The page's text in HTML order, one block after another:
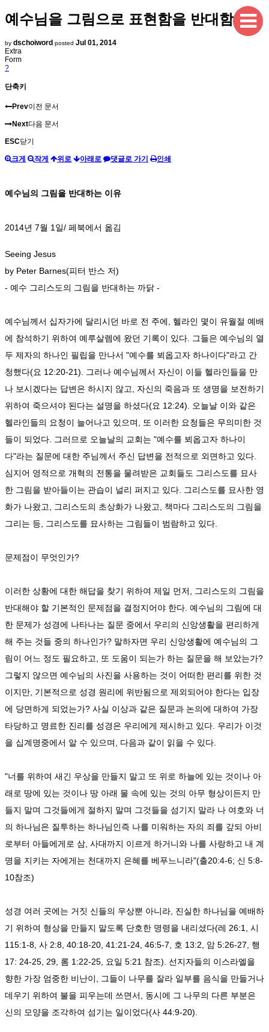
예수님을 그림으로 표현함을 반대함
by dschoiword posted Jul 01, 2014
Extra
Form
?
단축키
Prev이전 문서
Next다음 문서
ESC닫기
크게 작게 위로 아래로 댓글로 가기 인쇄
예수님의 그림을 반대하는 이유
2014년 7월 1일/ 페북에서 옮김
Seeing Jesus
by Peter Barnes(피터 반스 저)
- 예수 그리스도의 그림을 반대하는 까닭 -
예수님께서 십자가에 달리시던 바로 전 주에, 헬라인 몇이 유월절 예배
에 참석하기 위하여 예루살렘에 왔던 기록이 있다. 그들은 예수님의 열
두 제자의 하나인 필립을 만나서 "예수를 뵈옵고자 하나이다"라고 간
청했다(요 12:20-21). 그러나 예수님께서 자신이 이들 헬라인들을 만
나 보시겠다는 답변은 하시지 않고, 자신의 죽음과 또 생명을 보전하기
위하여 죽으셔야 된다는 설명을 하셨다(요 12:24). 오늘날 이와 같은
헬라인들의 요청이 늘어나고 있으며, 또 이러한 요청들은 무의미한 것
들이 되었다. 그러므로 오늘날의 교회는 "예수를 뵈옵고자 하나이
다"라는 질문에 대한 주님께서 주신 답변을 전적으로 외면하고 있다.
심지어 영적으로 개혁의 전통을 물려받은 교회들도 그리스도를 묘사
한 그림을 받아들이는 관습이 널리 퍼지고 있다. 그리스도를 묘사한 영
화가 나왔고, 그리스도의 초상화가 나왔고, 책마다 그리스도의 그림을
그리는 등, 그리스도를 묘사하는 그림들이 범람하고 있다.
문제점이 무엇인가?
이러한 상황에 대한 해답을 찾기 위하여 제일 먼저, 그리스도의 그림을
반대해야 할 기본적인 문제점을 결정지어야 한다. 예수님의 그림에 대
한 문제가 성경에 나타나는 질문 중에서 우리의 신앙생활을 편리하게
해 주는 것들 중의 하나인가? 말하자면 우리 신앙생활에 예수님의 그
림이 어느 정도 필요하고, 또 도움이 되는가 하는 질문을 해 보았는가?
그렇지 않으면 예수님의 사진을 사용하는 것이 어떠한 편리를 위한 것
이지만, 기본적으로 성경 원리에 위반됨으로 제외되어야 한다는 입장
에 당면하게 되었는가? 사실 이상과 같은 질문과 논의에 대하여 가장
타당하고 명료한 진리를 성경은 우리에게 제시하고 있다. 우리가 이것
을 십계명중에서 알 수 있으며, 다음과 같이 읽을 수 있다.
"너를 위하여 새긴 우상을 만들지 말고 또 위로 하늘에 있는 것이나 아
래로 땅에 있는 것이나 땅 아래 물 속에 있는 것의 아무 형상이든지 만
들지 말며 그것들에게 절하지 말며 그것들을 섬기지 말라 나 여호와 너
의 하나님은 질투하는 하나님인즉 나를 미워하는 자의 죄를 갚되 아비
로부터 아들에게로 삼, 사대까지 이르게 하거니와 나를 사랑하고 내 계
명을 지키는 자에게는 천대까지 은혜를 베푸느니라"(출20:4-6; 신 5:8-
10참조)
성경 여러 곳에는 거짓 신들의 우상뿐 아니라, 진실한 하나님을 예배하
기 위하여 형상을 만들지 말도록 단호한 명령을 내리셨다(레 26:1, 시
115:1-8, 사 2:8, 40:18-20, 41:21-24, 46:5-7, 호 13:2, 암 5:26-27, 행
17: 24-25, 29, 롬 1:22-25, 요일 5:21 참조). 선지자들의 이스라엘을
향한 가장 엄중한 비난이, 그들이 나무를 잘라 일부를 음식을 만들거나
데우기 위하여 불을 피우는데 쓰면서, 동시에 그 나무의 다른 부분은
신의 모양을 조각하여 섬기는 일이었다(사 44:9-20).